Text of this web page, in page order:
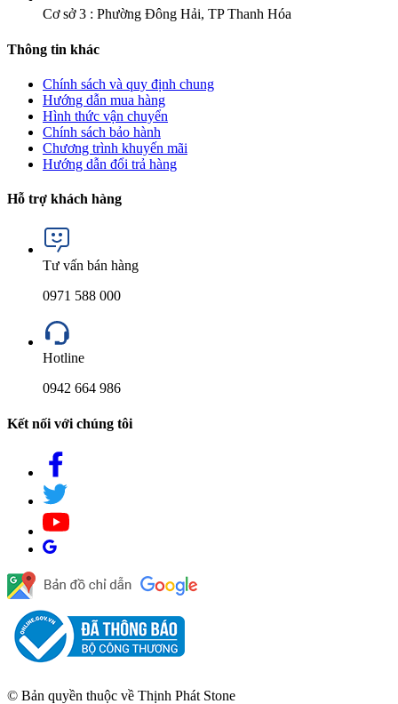
Cơ sở 3 : Phường Đông Hải, TP Thanh Hóa
Thông tin khác
Chính sách và quy định chung
Hướng dẫn mua hàng
Hình thức vận chuyển
Chính sách bảo hành
Chương trình khuyến mãi
Hướng dẫn đổi trả hàng
Hỗ trợ khách hàng
Tư vấn bán hàng
0971 588 000
Hotline
0942 664 986
Kết nối với chúng tôi
© Bản quyền thuộc về Thịnh Phát Stone